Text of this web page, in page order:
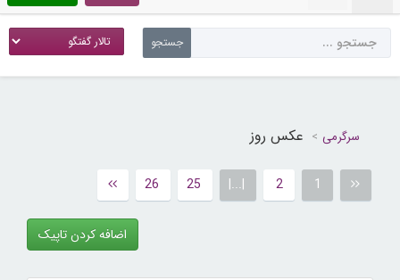
سرگرمی عکس روز
1
2
|...|
25
26
اضافه کردن تاپیک